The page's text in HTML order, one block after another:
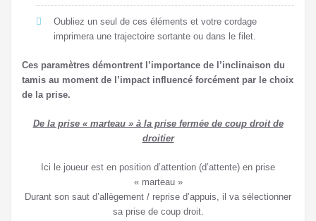
Oubliez un seul de ces éléments et votre cordage
imprimera une trajectoire sortante ou dans le filet.
Ces paramètres démontrent l’importance de l’inclinaison du
tamis au moment de l’impact influencé forcément par le choix
de la prise.
De la prise « marteau » à la prise fermée de coup droit de
droitier
Ici le joueur est en position d’attention (d’attente) en prise
« marteau »
Durant son saut d’allègement / reprise d’appuis, il va sélectionner
sa prise de coup droit.